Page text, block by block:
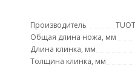
Производитель
Общая длина ножа, мм
Длина клинка, мм
Толщина клинка, мм